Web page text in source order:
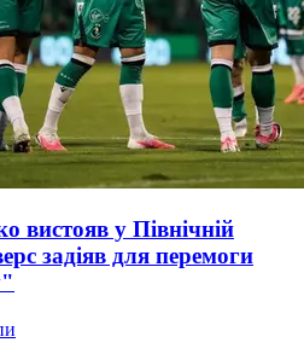
вистояв у Північній
задіяв для перемоги